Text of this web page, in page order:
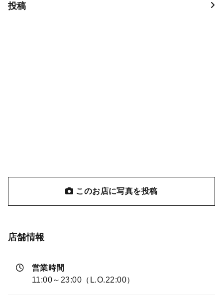
投稿
このお店に写真を投稿
店舗情報
営業時間
11:00～23:00（L.O.22:00）